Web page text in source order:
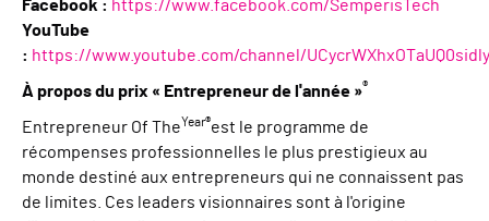
Facebook : https://www.facebook.com/SemperisTech
YouTube
: https://www.youtube.com/channel/
À propos du prix « Entrepreneur de l'année »®
Entrepreneur Of TheYear®est le programme de
récompenses professionnelles le plus prestigieux au
monde destiné aux entrepreneurs qui ne connaissent pas
de limites. Ces leaders visionnaires sont à l'origine